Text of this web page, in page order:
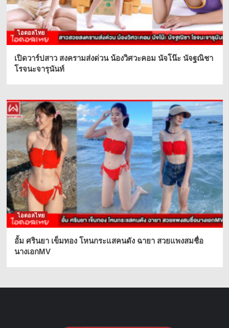
ไอดอลไทย
เปิดวาร์ปสาว สงครามส่งด่วน น้องวิศวะคอม นัจโน๊ะ นัจฐณิชา
โรจนะจารุนันท์
ไอดอลไทย
อั้ม ศรินยา เข็มทอง โหนกระแสคนดัง ฉายา สวยแพงสมชื่อ
นางเอกMV